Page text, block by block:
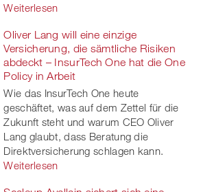
Weiterlesen
Oliver Lang will eine einzige
Versicherung, die sämtliche Risiken
abdeckt – InsurTech One hat die One
Policy in Arbeit
Wie das InsurTech One heute
geschäftet, was auf dem Zettel für die
Zukunft steht und warum CEO Oliver
Lang glaubt, dass Beratung die
Direktversicherung schlagen kann.
Weiterlesen